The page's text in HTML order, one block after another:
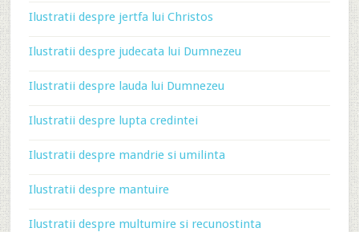
Ilustratii despre jertfa lui Christos
Ilustratii despre judecata lui Dumnezeu
Ilustratii despre lauda lui Dumnezeu
Ilustratii despre lupta credintei
Ilustratii despre mandrie si umilinta
Ilustratii despre mantuire
Ilustratii despre multumire si recunostinta